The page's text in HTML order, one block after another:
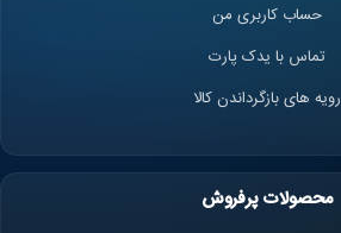
حساب کاربری من
تماس با یدک پارت
رویه های بازگرداندن کالا
محصولات پرفروش